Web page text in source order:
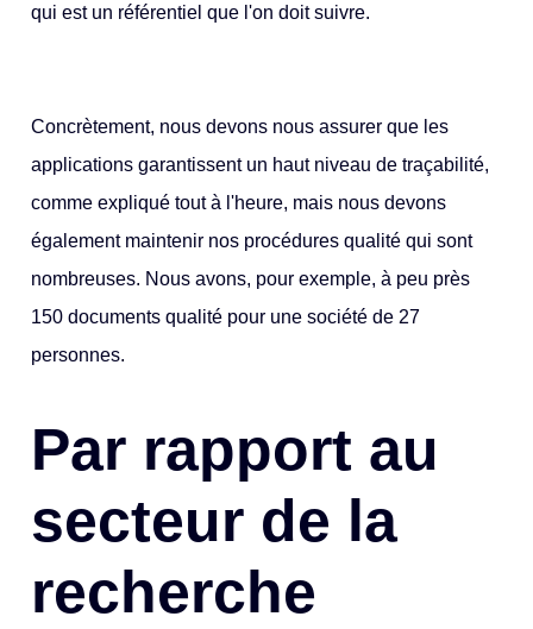
qui est un référentiel que l'on doit suivre.
Concrètement, nous devons nous assurer que les
applications garantissent un haut niveau de traçabilité,
comme expliqué tout à l'heure, mais nous devons
également maintenir nos procédures qualité qui sont
nombreuses. Nous avons, pour exemple, à peu près
150 documents qualité pour une société de 27
personnes.
Par rapport au
secteur de la
recherche